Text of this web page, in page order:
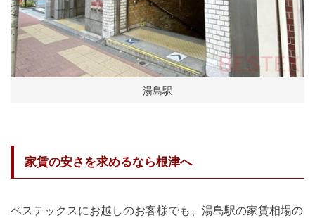
湯島駅
家賃の安さを求めるなら根津へ
ベステックスにお越しのお客様でも、湯島駅の家賃相場の